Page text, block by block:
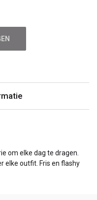
om elke dag te dragen.
elke outfit. Fris en flashy